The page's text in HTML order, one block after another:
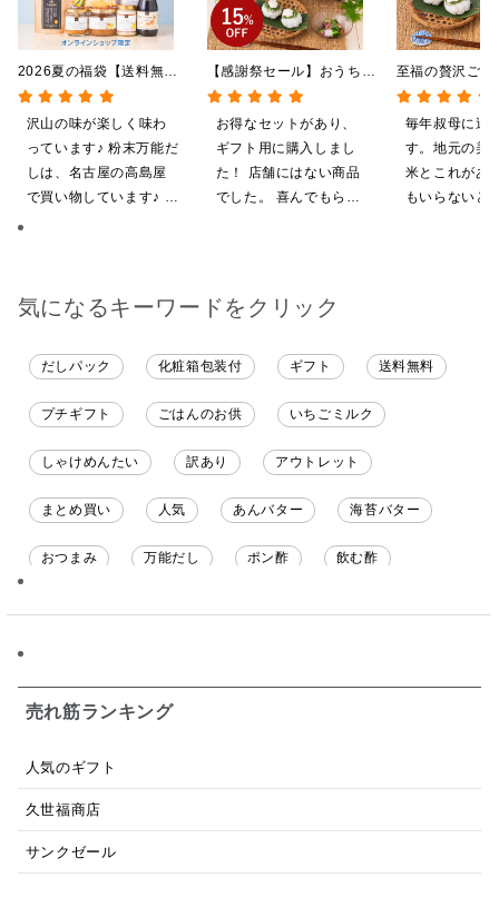
【感謝祭セール】おうちで
贅沢ごはんギフト【送料無
料/沖縄県送料別途】【化
粧箱包装付/オンライン限
定】
お得なセットがあり、
ギフト用に購入しまし
た！ 店舗にはない商品
でした。 喜んでもらえ
至福の贅沢ごは
【送料込/沖縄
途】【化粧箱
ライン限定】
毎年叔母に送
す。地元の美
米とこれがあ
もいらないと
2026夏の福袋【送料無
料】【オンライン限定】
【ポイントキャンペーン実
施中】【のし・ラッピン
グ・化粧箱詰め不可】
沢山の味が楽しく味わ
っています♪ 粉末万能だ
しは、名古屋の高島屋
で買い物しています♪ と
気になるキーワードをクリック
だしパック 化粧箱包装付 ギフト 送料無料
プチギフト ごはんのお供 いちごミルク
しゃけめんたい 訳あり アウトレット
まとめ買い 人気 あんバター 海苔バター
おつまみ 万能だし ポン酢 飲む酢
パスタソース 醤油
日本ワイン
売れ筋ランキング
人気のギフト
久世福商店
サンクゼール